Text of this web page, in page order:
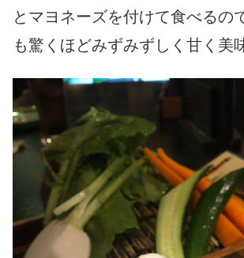
とマヨネーズを付けて食べるの
も驚くほどみずみずしく甘く美